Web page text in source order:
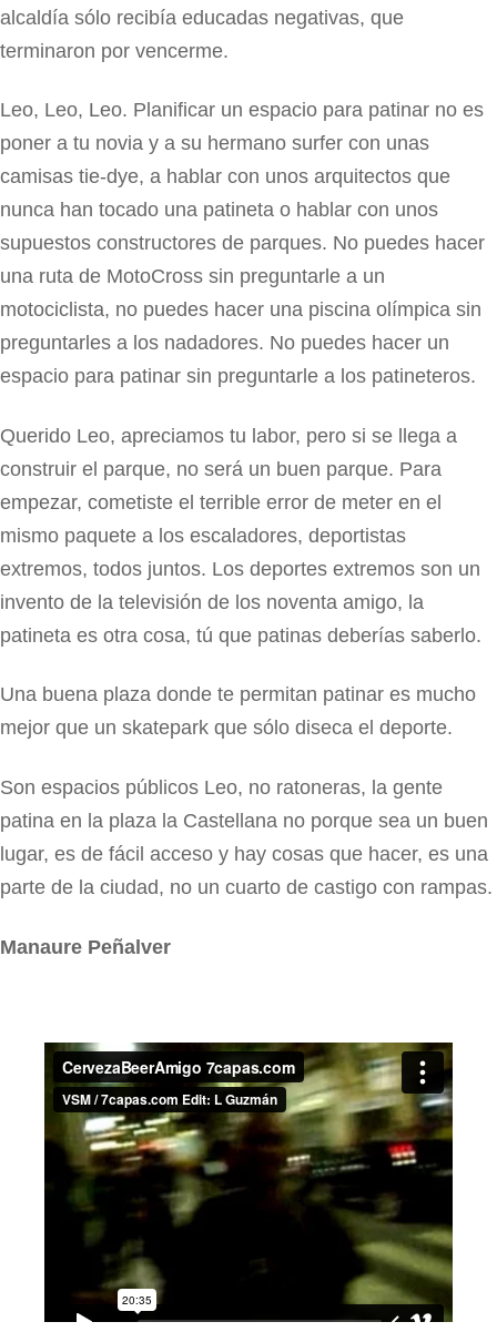
alcaldía sólo recibía educadas negativas, que
terminaron por vencerme.
Leo, Leo, Leo. Planificar un espacio para patinar no es
poner a tu novia y a su hermano surfer con unas
camisas tie-dye, a hablar con unos arquitectos que
nunca han tocado una patineta o hablar con unos
supuestos constructores de parques. No puedes hacer
una ruta de MotoCross sin preguntarle a un
motociclista, no puedes hacer una piscina olímpica sin
preguntarles a los nadadores. No puedes hacer un
espacio para patinar sin preguntarle a los patineteros.
Querido Leo, apreciamos tu labor, pero si se llega a
construir el parque, no será un buen parque. Para
empezar, cometiste el terrible error de meter en el
mismo paquete a los escaladores, deportistas
extremos, todos juntos. Los deportes extremos son un
invento de la televisión de los noventa amigo, la
patineta es otra cosa, tú que patinas deberías saberlo.
Una buena plaza donde te permitan patinar es mucho
mejor que un skatepark que sólo diseca el deporte.
Son espacios públicos Leo, no ratoneras, la gente
patina en la plaza la Castellana no porque sea un buen
lugar, es de fácil acceso y hay cosas que hacer, es una
parte de la ciudad, no un cuarto de castigo con rampas.
Manaure Peñalver